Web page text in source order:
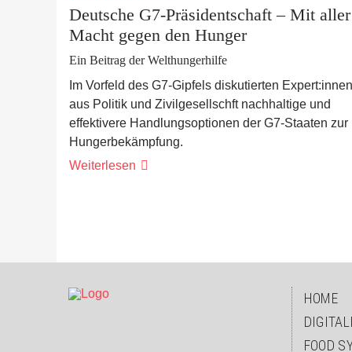
Deutsche G7-Präsidentschaft – Mit aller
Macht gegen den Hunger
Ein Beitrag der Welthungerhilfe
Im Vorfeld des G7-Gipfels diskutierten Expert:innen
aus Politik und Zivilgesellschft nachhaltige und
effektivere Handlungsoptionen der G7-Staaten zur
Hungerbekämpfung.
Weiterlesen
HOME
FOOD